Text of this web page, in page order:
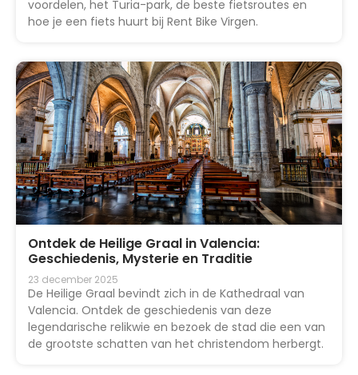
voordelen, het Turia-park, de beste fietsroutes en
hoe je een fiets huurt bij Rent Bike Virgen.
Ontdek de Heilige Graal in Valencia:
Geschiedenis, Mysterie en Traditie
23 december 2025
De Heilige Graal bevindt zich in de Kathedraal van
Valencia. Ontdek de geschiedenis van deze
legendarische relikwie en bezoek de stad die een van
de grootste schatten van het christendom herbergt.